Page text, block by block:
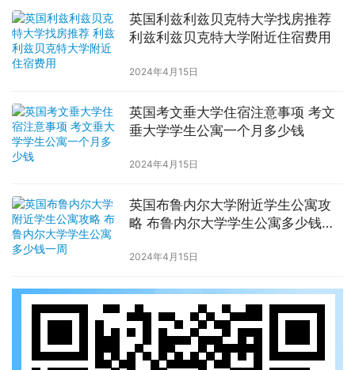
英国利兹利兹贝克特大学找房推荐
利兹利兹贝克特大学附近住宿费用
2024年4月15日
英国考文垂大学住宿注意事项 考文
垂大学学生公寓一个月多少钱
2024年4月15日
英国布鲁内尔大学附近学生公寓攻
略 布鲁内尔大学学生公寓多少钱一
2024年4月15日